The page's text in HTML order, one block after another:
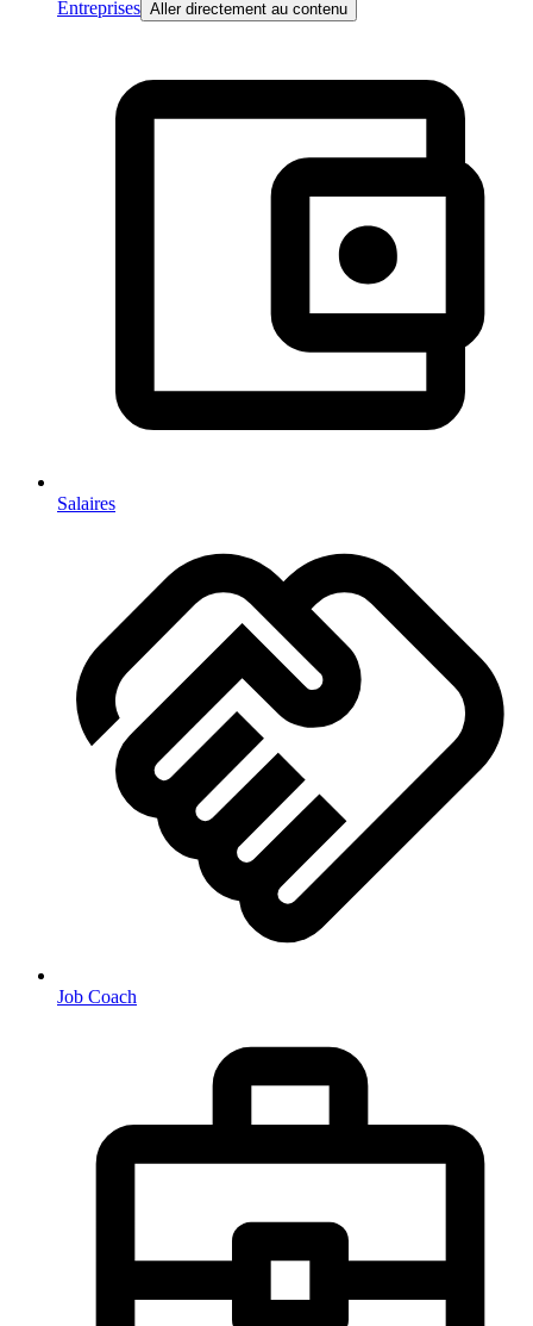
Entreprises Aller directement au contenu
Salaires
Job Coach